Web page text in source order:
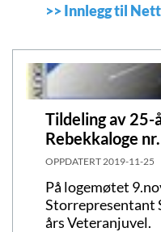
>>Innlegg til
Tildeling av 25-
Rebekkaloge
OPPDATERT 2019-11-25
På logemøtet
Storrepresentant
års Veteranjuvel.